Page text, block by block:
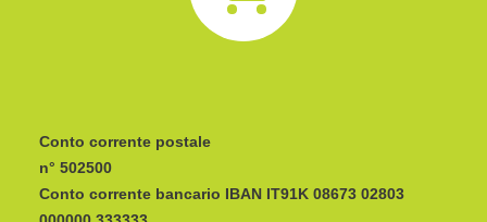
Conto corrente postale
n° 502500
Conto corrente bancario IBAN